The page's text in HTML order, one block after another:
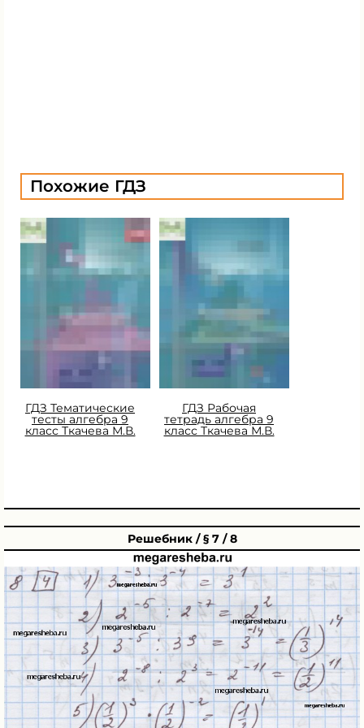
Похожие ГДЗ
ГДЗ Тематические
тесты алгебра 9
класс Ткачева М.В.
ГДЗ Рабочая
тетрадь алгебра 9
класс Ткачева М.В.
Решебник / § 7 / 8